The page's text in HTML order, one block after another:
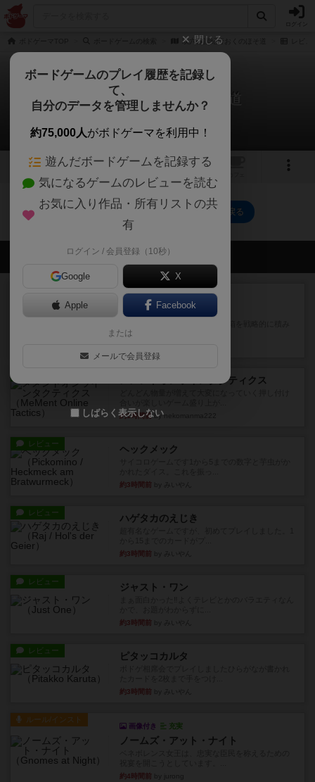
双六俳諧紀行おくのほそ道
双六俳諧紀行おくのほそ道
0件のレビュー
14
双六俳諧紀行おくのほそ道のトップに戻る
会員の新しい投稿
マーケットフレッシュ
重ねて在庫を最大化し、競合...
メメントオンラインタクティクス
約1時間前by nekomanma222
レビュー ヘックメック
約3時間前
レビュー ハゲタカのえじき
約3時間前
レビュー ジャスト・ワン
約3時間前
レビュー ピタッコカルタ
約3時間前
ルール/インスト
画像付き 充実
ノームズ・アット・ナイト
約4時間前
閉じる
ボードゲームのプレイ履歴を記録し
て、
自分のデータを管理しませんか？
約75,000人がボドゲーマを利用中！
遊んだボードゲームを記録する
気になるゲームのレビューを読む
お気に入り作品・所有リストの共
有
ログイン / 会員登録（10秒）
Google X
Apple Facebook
または
メールで会員登録
しばらく表示しない